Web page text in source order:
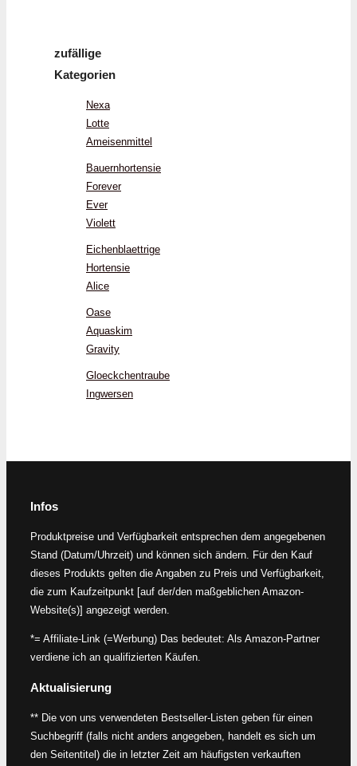
zufällige
Kategorien
Nexa
Lotte
Ameisenmittel
Bauernhortensie
Forever
Ever
Violett
Eichenblaettrige
Hortensie
Alice
Oase
Aquaskim
Gravity
Gloeckchentraube
Ingwersen
Infos
Produktpreise und Verfügbarkeit entsprechen dem angegebenen
Stand (Datum/Uhrzeit) und können sich ändern. Für den Kauf
dieses Produkts gelten die Angaben zu Preis und Verfügbarkeit,
die zum Kaufzeitpunkt [auf der/den maßgeblichen Amazon-
Website(s)] angezeigt werden.
*= Affiliate-Link (=Werbung) Das bedeutet: Als Amazon-Partner
verdiene ich an qualifizierten Käufen.
Aktualisierung
** Die von uns verwendeten Bestseller-Listen geben für einen
Suchbegriff (falls nicht anders angegeben, handelt es sich um
den Seitentitel) die in letzter Zeit am häufigsten verkauften